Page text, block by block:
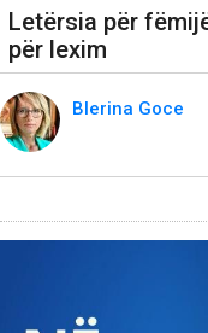
Letërsia për
për lexim
Blerina Goce